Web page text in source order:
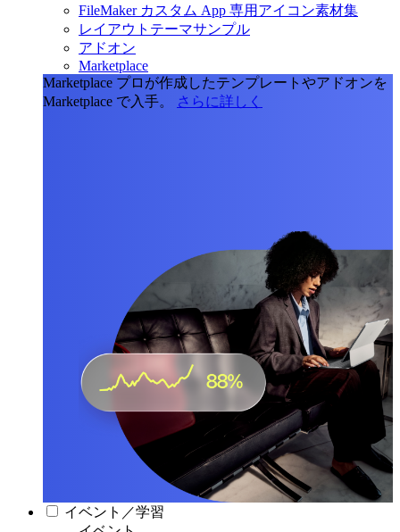
FileMaker カスタム App 専用アイコン素材集
レイアウトテーマサンプル
アドオン
Marketplace
Marketplace プロが作成したテンプレートやアドオンを
Marketplace で入手。
さらに詳しく
イベント／学習